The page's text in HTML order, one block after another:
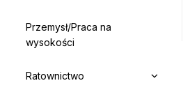
Przemysł/Praca na
wysokości
Ratownictwo